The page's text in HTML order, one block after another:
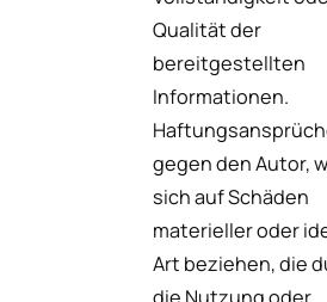
Qualität der
bereitgestellten
Informationen.
gegen den Autor,
sich auf Schäden
materieller oder
Art beziehen, die
die Nutzung oder